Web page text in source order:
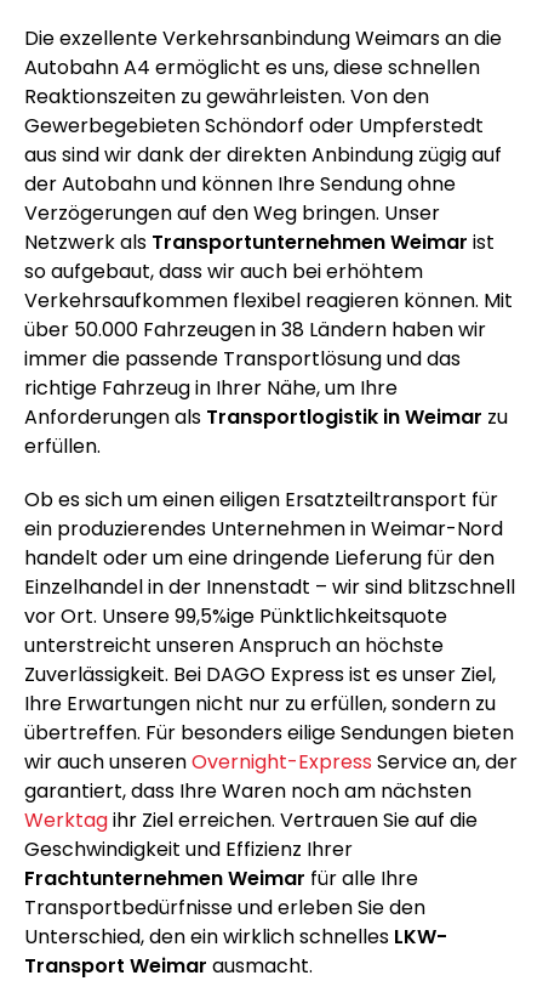
Die exzellente Verkehrsanbindung Weimars an die
Autobahn A4 ermöglicht es uns, diese schnellen
Reaktionszeiten zu gewährleisten. Von den
Gewerbegebieten Schöndorf oder Umpferstedt
aus sind wir dank der direkten Anbindung zügig auf
der Autobahn und können Ihre Sendung ohne
Verzögerungen auf den Weg bringen. Unser
Netzwerk als Transportunternehmen Weimar ist
so aufgebaut, dass wir auch bei erhöhtem
Verkehrsaufkommen flexibel reagieren können. Mit
über 50.000 Fahrzeugen in 38 Ländern haben wir
immer die passende Transportlösung und das
richtige Fahrzeug in Ihrer Nähe, um Ihre
Anforderungen als Transportlogistik in Weimar zu
erfüllen.
Ob es sich um einen eiligen Ersatzteiltransport für
ein produzierendes Unternehmen in Weimar-Nord
handelt oder um eine dringende Lieferung für den
Einzelhandel in der Innenstadt – wir sind blitzschnell
vor Ort. Unsere 99,5%ige Pünktlichkeitsquote
unterstreicht unseren Anspruch an höchste
Zuverlässigkeit. Bei DAGO Express ist es unser Ziel,
Ihre Erwartungen nicht nur zu erfüllen, sondern zu
übertreffen. Für besonders eilige Sendungen bieten
wir auch unserenOvernight-Express Service an, der
garantiert, dass Ihre Waren noch am nächsten
Werktagihr Ziel erreichen. Vertrauen Sie auf die
Geschwindigkeit und Effizienz Ihrer
Frachtunternehmen Weimar für alle Ihre
Transportbedürfnisse und erleben Sie den
Unterschied, den ein wirklich schnelles LKW-
Transport Weimar ausmacht.